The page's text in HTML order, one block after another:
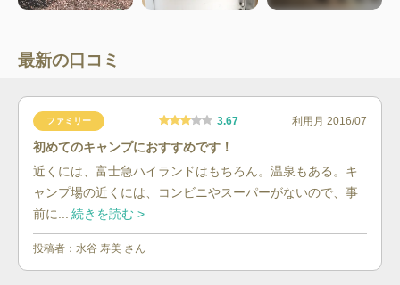
最新の口コミ
ファミリー 3.67 利用月 2016/07
初めてのキャンプにおすすめです！
近くには、富士急ハイランドはもちろん。温泉もある。キ
ャンプ場の近くには、コンビニやスーパーがないので、事
前に...
続きを読む >
投稿者： 水谷 寿美 さん